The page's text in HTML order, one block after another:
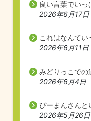
良い言葉でい
2026年6月17日
これはなんてい
2026年6月11日
みどりっこでの
2026年6月4日
ぴーまんさんと
2026年5月26日